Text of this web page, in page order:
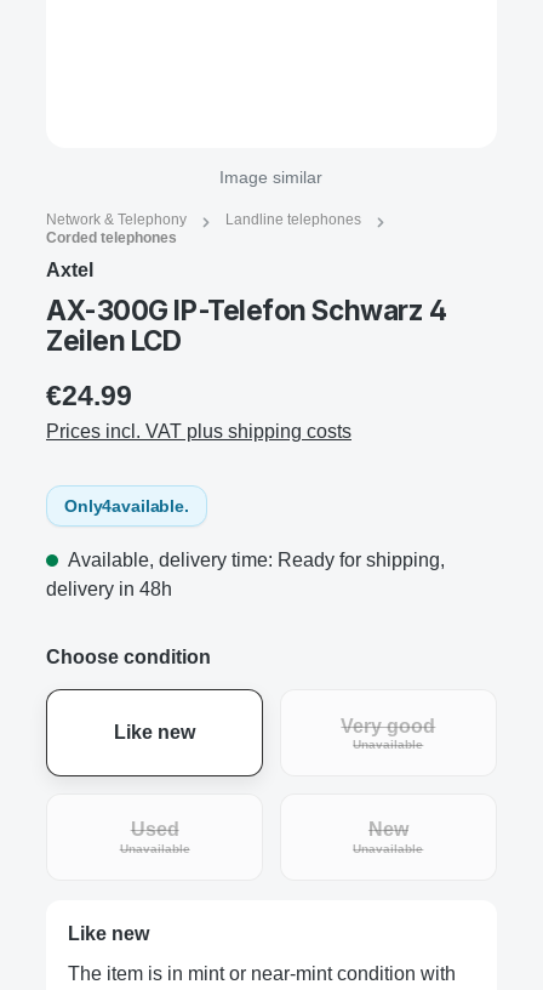
Image similar
Network & Telephony
Landline telephones
Corded telephones
Axtel
AX-300G IP-Telefon Schwarz 4
Zeilen LCD
€24.99
Prices incl. VAT plus shipping costs
Only4available.
Available, delivery time: Ready for shipping,
delivery in 48h
Choose condition
Like new Very good
Unavailable(This option is
Used
Unavailable(This option is currently unavailable.)
New
Unavailable(This option is
Like new
The item is in mint or near-mint condition with